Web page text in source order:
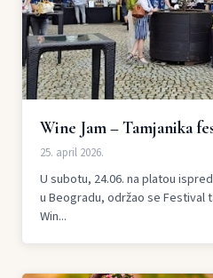
Wine Jam – Tamjanika
25. april 2026.
U subotu, 24.06. na platou
u Beogradu, održao se Festival
Win...